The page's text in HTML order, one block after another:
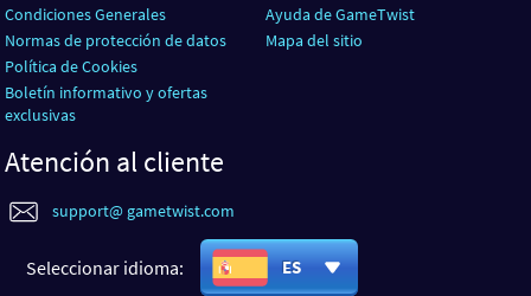
Condiciones Generales
Normas de protección de datos
Política de Cookies
Boletín informativo y ofertas
exclusivas
Ayuda de GameTwist
Mapa del sitio
Atención al cliente
support@ gametwist.com
Seleccionar idioma: ES